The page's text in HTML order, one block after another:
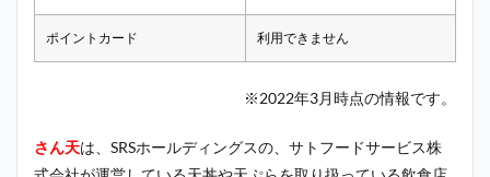
ポイントカード 利用できません
※2022年3月時点の情報です。
さん天は、SRSホールディングスの、サトフードサービス株